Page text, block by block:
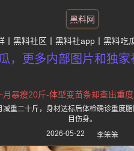
黑料网
黑料社区 黑料社app 黑料吃
，更多内部图片和独
月暴瘦20斤-体型变苗条却查出重
重二十斤，身材达标后体检确诊重度
目伤身。
2026-05-22
李笨笨